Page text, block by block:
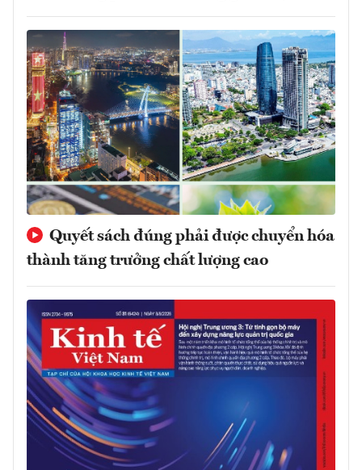
Quyết sách đúng phải được chuyển hóa
thành tăng trưởng chất lượng cao